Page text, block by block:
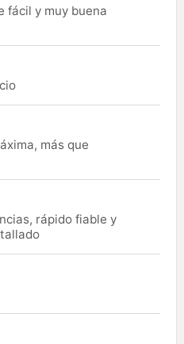
fácil y muy buena
más que
rápido fiable y